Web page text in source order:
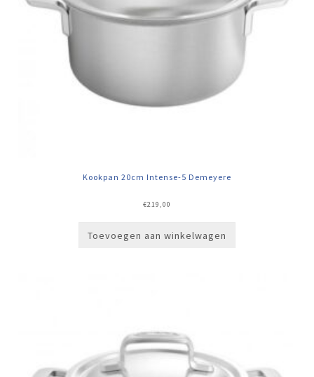
Kookpan 20cm Intense-5 Demeyere
€219,00
Toevoegen aan winkelwagen